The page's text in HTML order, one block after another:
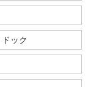
ック